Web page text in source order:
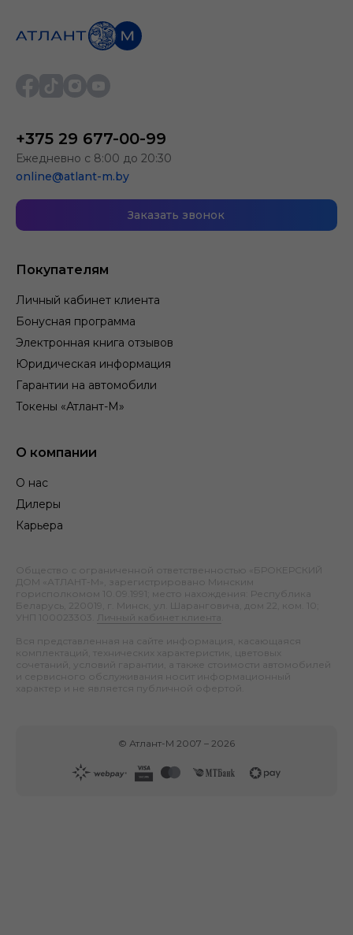
Покупателям
Личный кабинет клиента
Бонусная программа
Электронная книга отзывов
Юридическая информация
Гарантии на автомобили
Токены «Атлант-М»
О компании
О нас
Дилеры
Карьера
+375 29 677-00-99
Ежедневно с 8:00 до 20:30
online@atlant-m.by
Заказать звонок
Общество с ограниченной ответственностью «БРОКЕРСКИЙ
ДОМ «АТЛАНТ-М», зарегистрировано Минским
горисполкомом 10.09.1991; место нахождения: Республика
Беларусь, 220019, г. Минск, ул. Шаранговича, дом 22, ком. 10;
УНП 100023303.
Личный кабинет клиента
Вся представленная на сайте информация, касающаяся
комплектаций, технических характеристик, цветовых
сочетаний, условий гарантии, а также стоимости автомобилей
и сервисного обслуживания носит информационный
характер и не является публичной офертой.
© Атлант-М 2007 – 2026